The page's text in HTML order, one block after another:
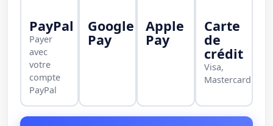
PayPal
Payer
avec
votre
compte
PayPal
Google
Pay
Apple
Pay
Carte
de
crédit
Visa,
Mastercard